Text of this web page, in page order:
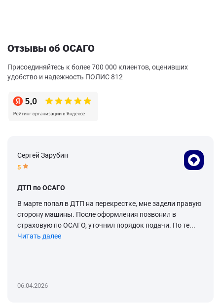
Отзывы об ОСАГО
Присоединяйтесь к более 700 000 клиентов, оценивших
удобство и надежность ПОЛИС 812
Сергей Зарубин
5
ДТП по ОСАГО
В марте попал в ДТП на перекрестке, мне задели правую
сторону машины. После оформления позвонил в
страховую по ОСАГО, уточнил порядок подачи. По те...
Читать далее
06.04.2026